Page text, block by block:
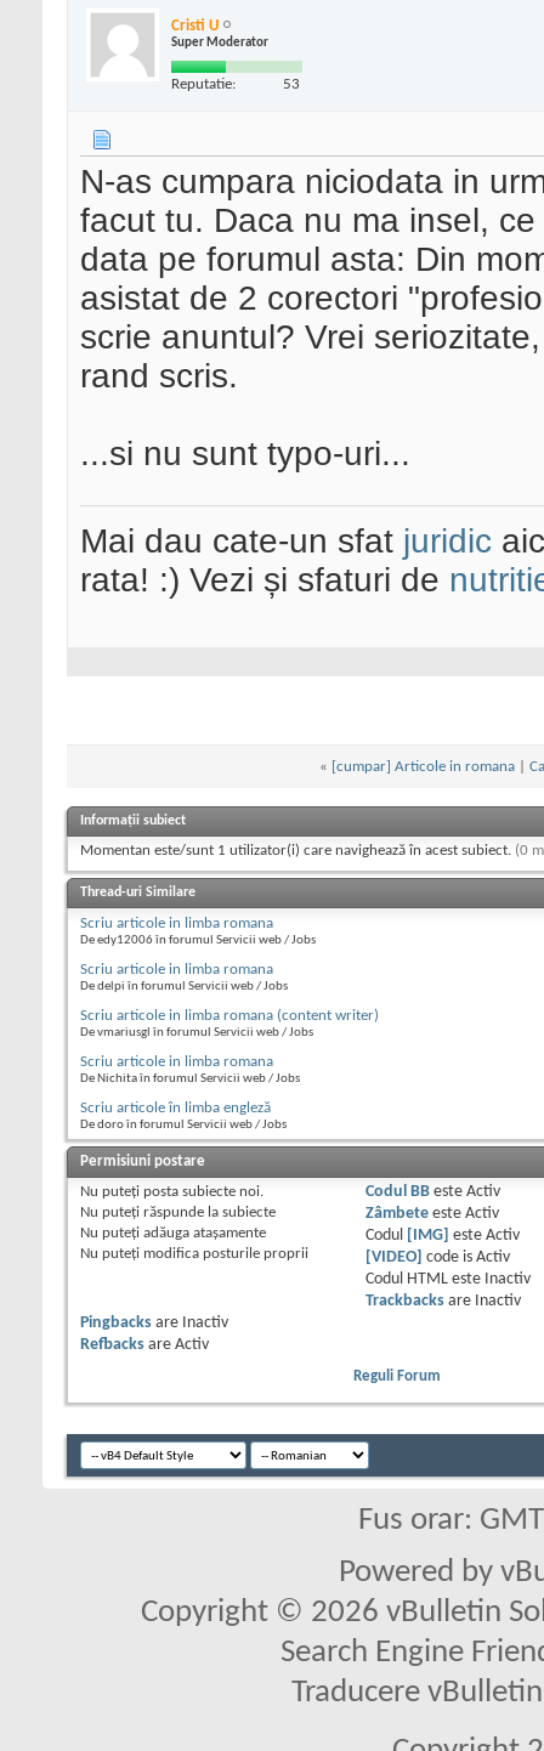
Cristi U
Super Moderator
Reputatie: 53
N-as cumpara niciodata in
facut tu. Daca nu ma insel,
data pe forumul asta: Din
asistat de 2 corectori
scrie anuntul? Vrei
rand scris.
...si nu sunt typo-uri...
Mai dau cate-un sfat juridic
rata! :) Vezi și sfaturi de
« [cumpar] Articole in romana|
Informații subiect
Momentan este/sunt 1 utilizator(i) care navighează în acest subiect. (0
Thread-uri Similare
Scriu articole in limba romana
De edy12006 în forumul Servicii web / Jobs
Scriu articole in limba romana
De delpi în forumul Servicii web / Jobs
Scriu articole in limba romana (content writer)
De vmariusgl în forumul Servicii web / Jobs
Scriu articole in limba romana
De Nichita în forumul Servicii web / Jobs
Scriu articole în limba engleză
De doro în forumul Servicii web / Jobs
Permisiuni postare
Nu puteţi posta subiecte noi.
Nu puteţi răspunde la subiecte
Nu puteţi adăuga ataşamente
Nu puteţi modifica posturile proprii
Codul BBeste Activ
Zâmbeteeste Activ
Codul
[IMG] este Activ
[VIDEO]
code is Activ
Codul HTML este
Inactiv
Trackbacksare
Inactiv
Pingbacks are
Inactiv
Refbacks are Activ
Reguli Forum
Fus orar:
Powered by
Copyright © 2026 vBulletin
Search Engine
Traducere